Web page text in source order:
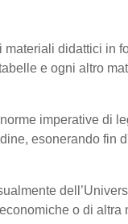
didattici in
e ogni altro
imperative di
esonerando fin
o di altra